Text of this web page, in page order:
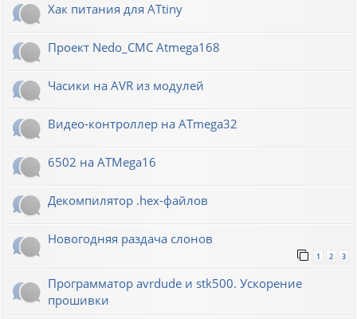
Хак питания для ATtiny
Проект Nedo_CMC Atmega168
Часики на AVR из модулей
Видео-контроллер на ATmega32
6502 на ATMega16
Декомпилятор .hex-файлов
Новогодняя раздача слонов
1 2 3
Программатор avrdude и stk500. Ускорение
прошивки